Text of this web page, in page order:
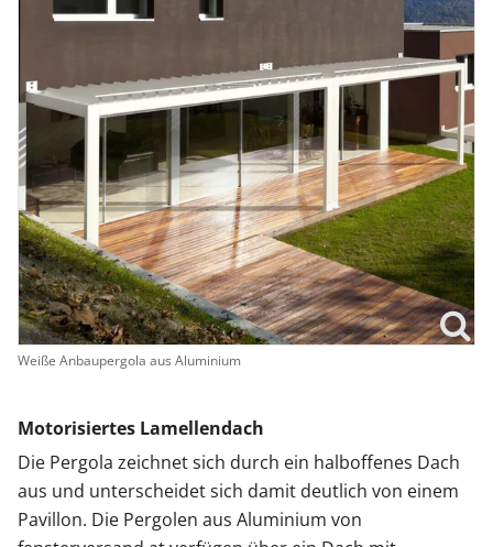
Weiße Anbaupergola aus Aluminium
Motorisiertes Lamellendach
Die Pergola zeichnet sich durch ein halboffenes Dach
aus und unterscheidet sich damit deutlich von einem
Pavillon. Die Pergolen aus Aluminium von